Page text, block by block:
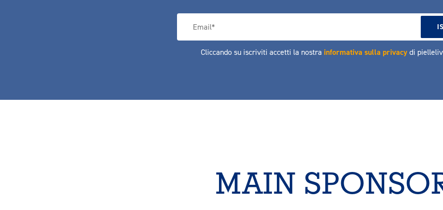
Cliccando su iscriviti accetti la nostra informativa sulla privacydi
MAIN